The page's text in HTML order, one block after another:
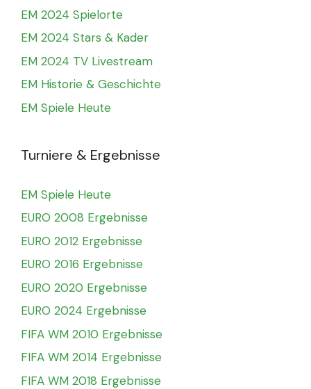
EM 2024 Spielorte
EM 2024 Stars & Kader
EM 2024 TV Livestream
EM Historie & Geschichte
EM Spiele Heute
Turniere & Ergebnisse
EM Spiele Heute
EURO 2008 Ergebnisse
EURO 2012 Ergebnisse
EURO 2016 Ergebnisse
EURO 2020 Ergebnisse
EURO 2024 Ergebnisse
FIFA WM 2010 Ergebnisse
FIFA WM 2014 Ergebnisse
FIFA WM 2018 Ergebnisse